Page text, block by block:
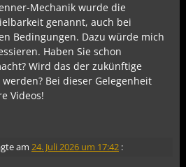
Mechanik wurde die
genannt, auch bei
Bedingungen. Dazu würde mich
Haben Sie schon
Wird das der zukünftige
Bei dieser Gelegenheit
Videos!
am 24. Juli 2026 um 17:42 :